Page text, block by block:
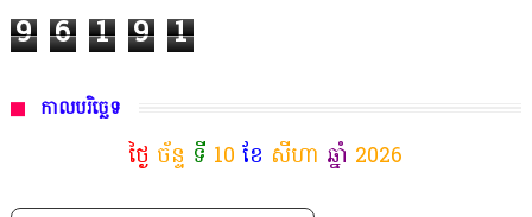
9 6 1 9 1
កាលបរិច្ឆេទ
ថ្ងៃ ច័ន្ទ ទី 10 ខែ សីហា ឆ្នាំ 2026